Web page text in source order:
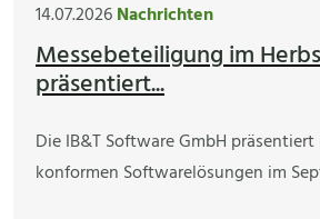
14.07.2026Nachrichten
Messebeteiligung im
präsentiert...
Die IB&T Software GmbH
konformen Softwarelösungen im